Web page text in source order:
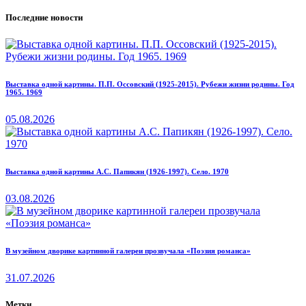
Последние новости
Выставка одной картины. П.П. Оссовский (1925-2015). Рубежи жизни родины. Год
1965. 1969
05.08.2026
Выставка одной картины А.С. Папикян (1926-1997). Село. 1970
03.08.2026
В музейном дворике картинной галереи прозвучала «Поэзия романса»
31.07.2026